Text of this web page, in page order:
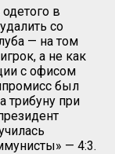
в
со
— на том
а не как
с офисом
был
трибуну при
— 4:3.